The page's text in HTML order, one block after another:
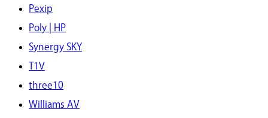
Pexip
Poly | HP
Synergy SKY
T1V
three10
Williams AV